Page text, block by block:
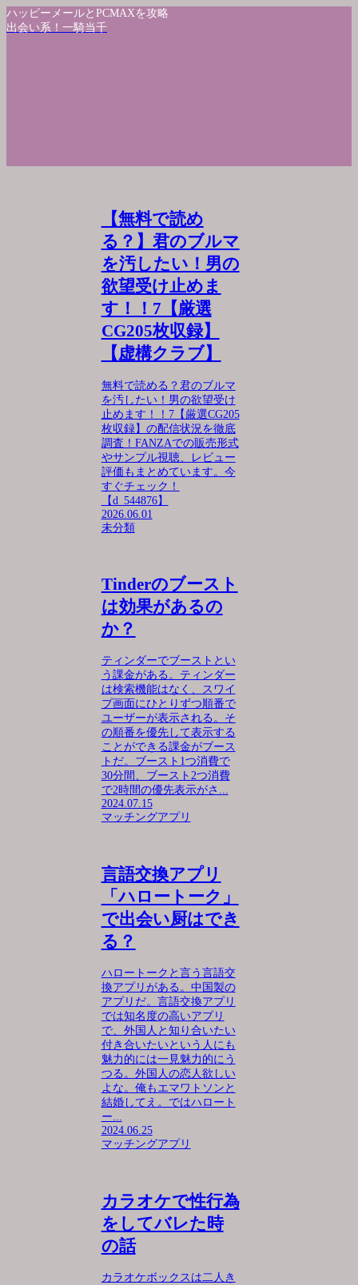
ハッピーメールとPCMAXを攻略
出会い系！一騎当千
【無料で読め
る？】君のブルマ
を汚したい！男の
欲望受け止めま
す！！7【厳選
CG205枚収録】
【虚構クラブ】
無料で読める？君のブルマ
を汚したい！男の欲望受け
止めます！！7【厳選CG205
枚収録】の配信状況を徹底
調査！FANZAでの販売形式
やサンプル視聴、レビュー
評価もまとめています。今
すぐチェック！
【d_544876】
2026.06.01
未分類
Tinderのブースト
は効果があるの
か？
ティンダーでブーストとい
う課金がある。ティンダー
は検索機能はなく、スワイ
プ画面にひとりずつ順番で
ユーザーが表示される。そ
の順番を優先して表示する
ことができる課金がブース
トだ。ブースト1つ消費で
30分間、ブースト2つ消費
で2時間の優先表示がさ...
2024.07.15
マッチングアプリ
言語交換アプリ
「ハロートーク」
で出会い厨はでき
る？
ハロートークと言う言語交
換アプリがある。中国製の
アプリだ。言語交換アプリ
では知名度の高いアプリ
で、外国人と知り合いたい
付き合いたいという人にも
魅力的には一見魅力的にう
つる。外国人の恋人欲しい
よな。俺もエマワトソンと
結婚してえ。ではハロート
ー...
2024.06.25
マッチングアプリ
カラオケで性行為
をしてバレた時
の話
カラオケボックスは二人き